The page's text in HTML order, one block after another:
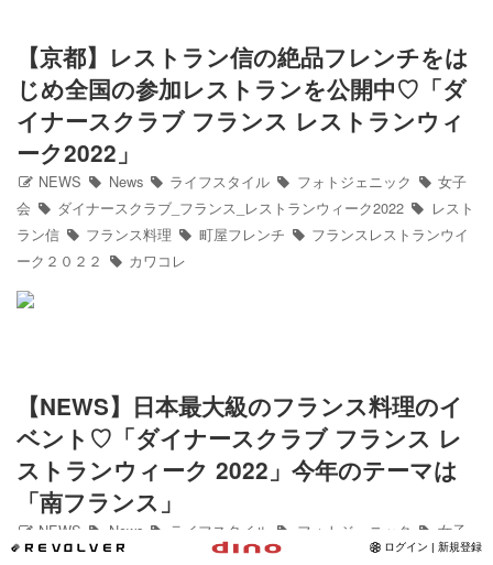
Instagram
写真館
カワコレ
【京都】レストラン信の絶品フレンチをは
じめ全国の参加レストランを公開中♡「ダ
イナースクラブ フランス レストランウィ
ーク2022」
NEWS News ライフスタイル フォトジェニック
女子
会
ダイナースクラブ_フランス_レストランウィーク2022
レスト
ラン信
フランス料理 町屋フレンチ
フランスレストランウイ
ーク２０２２
カワコレ
【NEWS】日本最大級のフランス料理のイ
ベント♡「ダイナースクラブ フランス レ
ストランウィーク 2022」今年のテーマは
「南フランス」
NEWS News ライフスタイル フォトジェニック
女子
会
フランス フランス料理 フランス_レストランウィーク
*REVOLVER ログイン | 新規登録